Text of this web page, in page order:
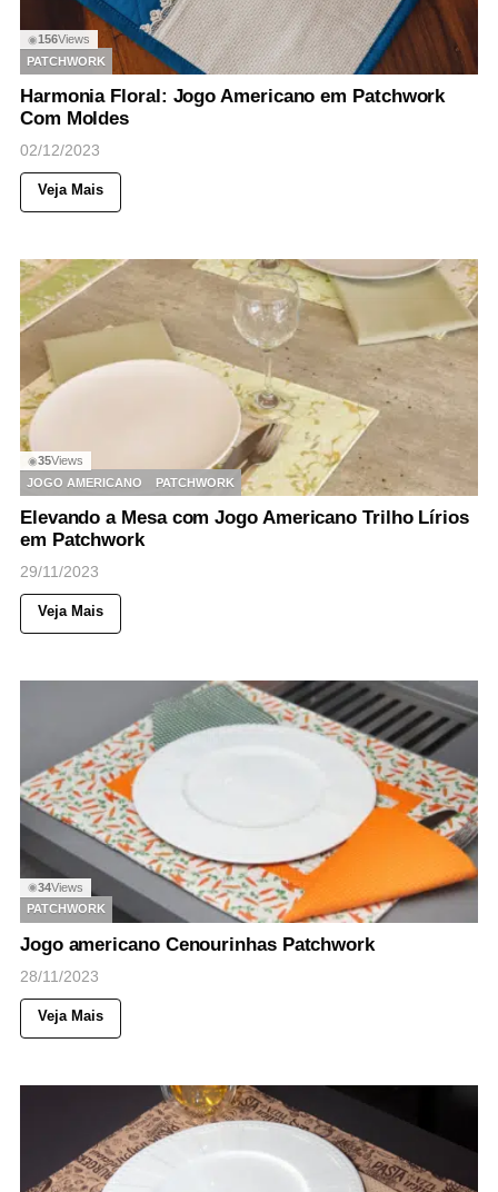
◉156Views
PATCHWORK
Harmonia Floral: Jogo Americano em Patchwork
Com Moldes
02/12/2023
Veja Mais
◉35Views
JOGO AMERICANO
PATCHWORK
Elevando a Mesa com Jogo Americano Trilho Lírios
em Patchwork
29/11/2023
Veja Mais
◉34Views
PATCHWORK
Jogo americano Cenourinhas Patchwork
28/11/2023
Veja Mais